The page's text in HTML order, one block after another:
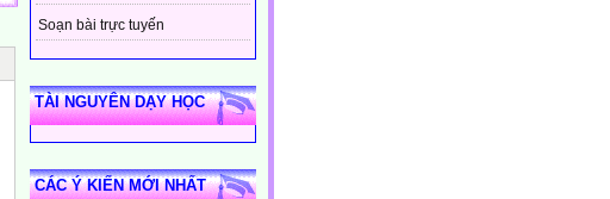
Soạn bài trực tuyến
TÀI NGUYÊN DẠY HỌC
CÁC Ý KIẾN MỚI NHẤT